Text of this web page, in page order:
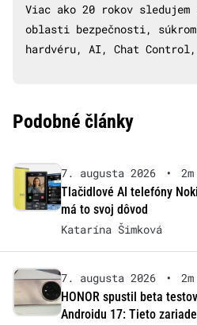
Viac ako 20 rokov
oblasti bezpečnosti,
hardvéru, AI, Chat
Podobné články
7. augusta 2026 •
2m
Tlačidlové AI telefóny
má to svoj dôvod
Katarína Šimková
7. augusta 2026 •
2m
HONOR spustil beta
Androidu 17: Tieto